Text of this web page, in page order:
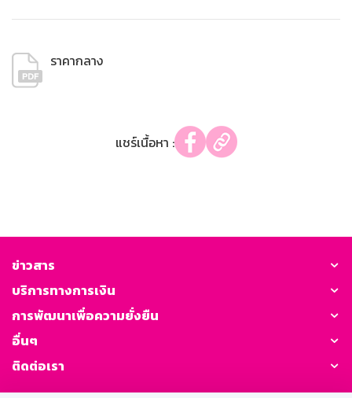
ราคากลาง
แชร์เนื้อหา :
ข่าวสาร
บริการทางการเงิน
การพัฒนาเพื่อความยั่งยืน
อื่นๆ
ติดต่อเรา